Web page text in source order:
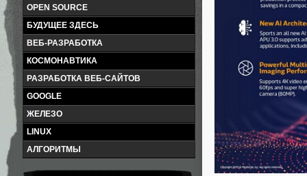
OPEN SOURCE
БУДУЩЕЕ ЗДЕСЬ
ВЕБ-РАЗРАБОТКА
КОСМОНАВТИКА
РАЗРАБОТКА ВЕБ-САЙТОВ
GOOGLE
ЖЕЛЕЗО
LINUX
АЛГОРИТМЫ